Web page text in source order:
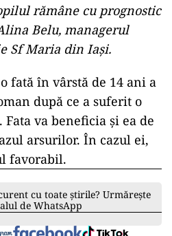
rămâne cu prognostic
Belu, managerul
Sf Maria din Iaşi.
fată în vârstă de 14 ani a
după ce a suferit o
Fata va beneficia şi ea de
arsurilor. În cazul ei,
favorabil.
cu toate știrile? Urmărește
de WhatsApp